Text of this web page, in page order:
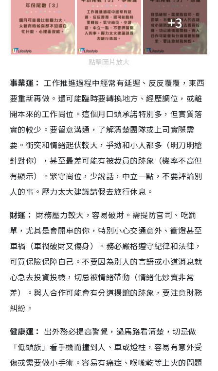
+3
點擊圖片放大
事業運： 工作推進過程中經常有延遲、反反覆覆，東西
要重新再做。還可能臨時要轉換地方、經歷調位，或離
開本來的工作崗位。這個月口頭承諾特別多，但實質落
實的較少。要留意溝通，了解清楚團隊或上司實際需
要。衝突和情緒起伏較大，爭拗和小人都多（明刀明槍
針對你），甚至最差可能有被裁員的跡象（機率不高但
有顯示）。緊守崗位，少說話，中立一點，不要評論別
人的事。壓力太大建議請假去旅行休息。
財運： 財務壓力較大，容易破財。需提防官司、吃罰
單，尤其是會開車的你，特別小心交通意外、衝燈甚至
車禍（車禍破財又傷身）。務必嚴格遵守紀律和法律，
可買保險保障自己。不要因為別人的言語或小道消息就
心急去投資投機，切忌被情緒帶動（情緒化炒賣非常
差）。與人合作可能會有分道揚鑣的跡象，要注意財務
糾紛。
健康運： 出外務必提高警覺，過馬路看清楚，切忌做
「低頭族」看手機而撞到人、車或燈柱，容易有意外受
傷或需要做小手術。容易有痛症、喉嚨乾等上火的問題